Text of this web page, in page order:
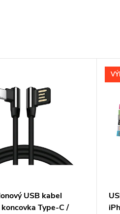
USB kabel
Type-C /